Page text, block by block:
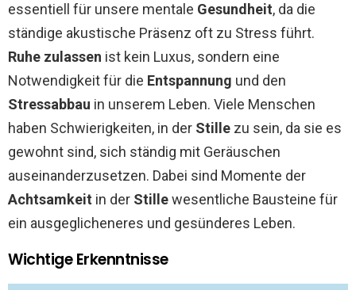
essentiell für unsere mentale Gesundheit, da die
ständige akustische Präsenz oft zu Stress führt.
Ruhe zulassen ist kein Luxus, sondern eine
Notwendigkeit für die Entspannung und den
Stressabbau in unserem Leben. Viele Menschen
haben Schwierigkeiten, in der Stille zu sein, da sie es
gewohnt sind, sich ständig mit Geräuschen
auseinanderzusetzen. Dabei sind Momente der
Achtsamkeit in der Stillewesentliche Bausteine für
ein ausgeglicheneres und gesünderes Leben.
Wichtige Erkenntnisse